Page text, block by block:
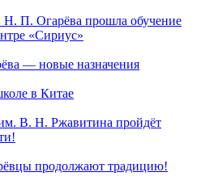
П. Огарёва прошла обучение
«Сириус»
— новые назначения
в Китае
В. Н. Ржавитина пройдёт
продолжают традицию!